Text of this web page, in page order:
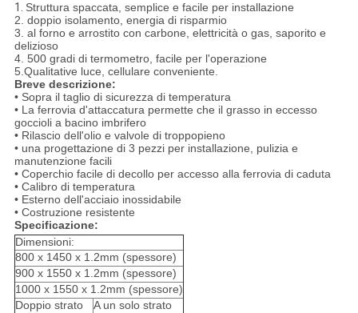
1. Struttura spaccata, semplice e facile per installazione
2. doppio isolamento, energia di risparmio
3. al forno e arrostito con carbone, elettricità o gas, saporito e
delizioso
4. 500 gradi di termometro, facile per l'operazione
5.Qualitative luce, cellulare conveniente.
Breve descrizione:
• Sopra il taglio di sicurezza di temperatura
• La ferrovia d'attaccatura permette che il grasso in eccesso
goccioli a bacino imbrifero
• Rilascio dell'olio e valvole di troppopieno
• una progettazione di 3 pezzi per installazione, pulizia e
manutenzione facili
• Coperchio facile di decollo per accesso alla ferrovia di caduta
• Calibro di temperatura
• Esterno dell'acciaio inossidabile
• Costruzione resistente
Specificazione:
Dimensioni:
800 x 1450 x 1.2mm (spessore)
900 x 1550 x 1.2mm (spessore)
1000 x 1550 x 1.2mm (spessore)
Doppio strato
A un solo strato